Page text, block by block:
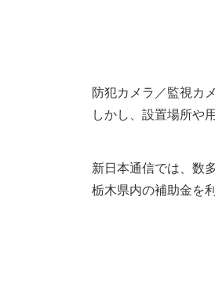
防犯カメラ／監視カ
しかし、設置場所や
新日本通信では、数
栃木県内の補助金を